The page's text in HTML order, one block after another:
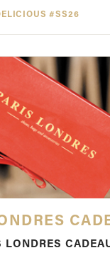
#SS26
LONDRES